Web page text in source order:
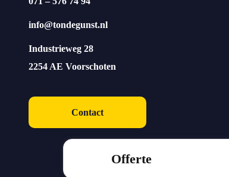
info@tondegunst.nl
Industrieweg 28
2254 AE Voorschoten
Contact
Offerte